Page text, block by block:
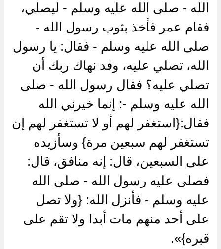
الله - صلى الله عليه وسلم - ليصلي،
فقام عمر فأخذ بثوب رسول الله -
صلى الله عليه وسلم - فقال: يا رسول
الله، تصلي عليه، وقد نهاك ربك أن
تصلي عليه؟ فقال رسول الله - صلى
الله عليه وسلم -: إنما خيرني الله
فقال:{استغفر لهم أو لا تستغفر لهم إن
تستغفر لهم سبعين مرة} وسأزيده
على السبعين، قال: إنه منافق، قال:
فصلى عليه رسول الله - صلى الله
عليه وسلم - فأنزل الله: {ولا تصل
على أحد منهم مات أبدا ولا تقم على
قبره}».